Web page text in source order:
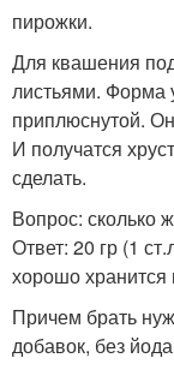
пирожки.
Для квашения
листьями. Форма
приплюснутой.
И получатся
сделать.
Вопрос: сколько
Ответ: 20 гр (1
хорошо
Причем брать
добавок, без